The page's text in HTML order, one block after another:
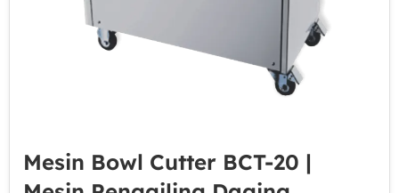
Mesin Bowl Cutter BCT-20 |